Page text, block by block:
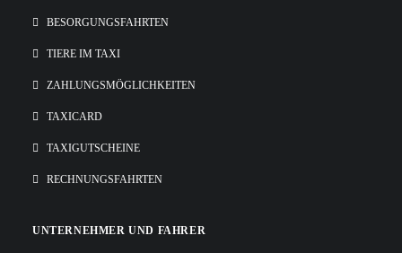
BESORGUNGSFAHRTEN
TIERE IM TAXI
ZAHLUNGSMÖGLICHKEITEN
TAXICARD
TAXIGUTSCHEINE
RECHNUNGSFAHRTEN
UNTERNEHMER UND FAHRER